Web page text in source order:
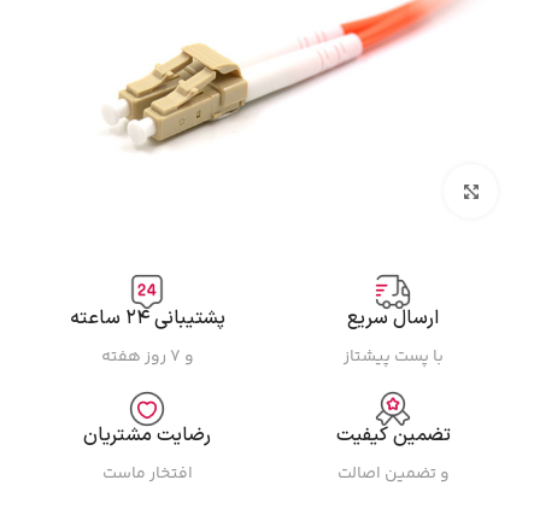
ارسال سریع
با پست پیشتاز
پشتیبانی ۲۴ ساعته
و ۷ روز هفته
تضمین کیفیت
و تضمین اصالت
رضایت مشتریان
افتخار ماست